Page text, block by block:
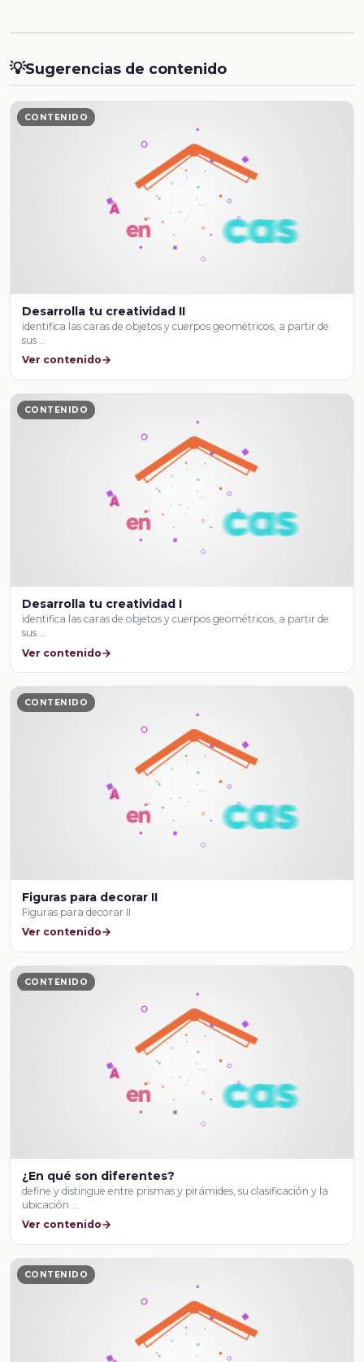
💡Sugerencias de contenido
CONTENIDO
Desarrolla tu creatividad II
identifica las caras de objetos y cuerpos geométricos, a partir de
sus …
Ver contenido
CONTENIDO
Desarrolla tu creatividad I
identifica las caras de objetos y cuerpos geométricos, a partir de
sus …
Ver contenido
CONTENIDO
Figuras para decorar II
Figuras para decorar II
Ver contenido
CONTENIDO
¿En qué son diferentes?
define y distingue entre prismas y pirámides, su clasificación y la
ubicación …
Ver contenido
CONTENIDO